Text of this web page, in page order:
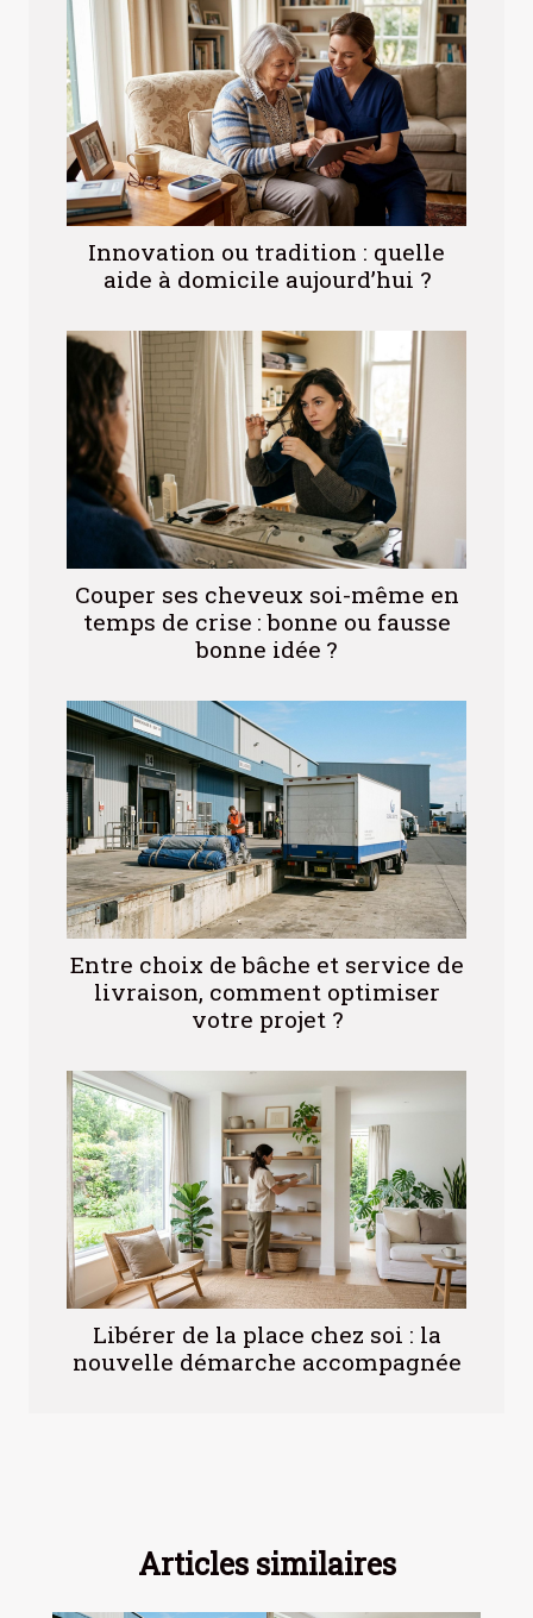
Innovation ou tradition : quelle
aide à domicile aujourd’hui ?
Couper ses cheveux soi-même en
temps de crise : bonne ou fausse
bonne idée ?
Entre choix de bâche et service de
livraison, comment optimiser
votre projet ?
Libérer de la place chez soi : la
nouvelle démarche accompagnée
Articles similaires